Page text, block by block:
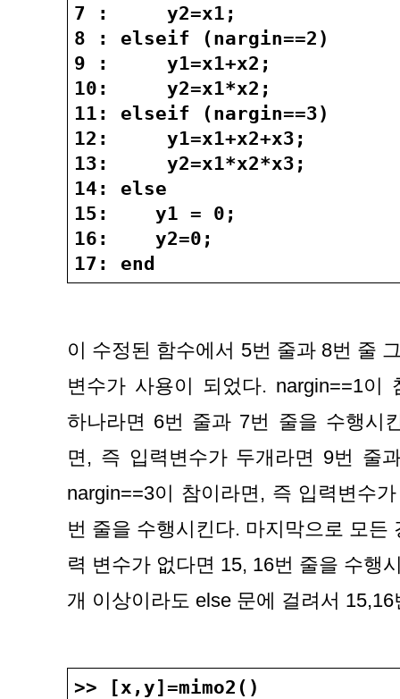
7 :     y2=x1;
8 : elseif (nargin==2)
9 :     y1=x1+x2;
10:     y2=x1*x2;
11: elseif (nargin==3)
12:     y1=x1+x2+x3;
13:     y2=x1*x2*x3;
14: else
15:    y1 = 0;
16:    y2=0;
17: end
이 수정된 함수에서 5번 줄과 8번 줄
변수가 사용이 되었다. nargin==1이
하나라면 6번 줄과 7번 줄을 수행시
면, 즉 입력변수가 두개라면 9번 줄
nargin==3이 참이라면, 즉 입력변수
번 줄을 수행시킨다. 마지막으로 모든
력 변수가 없다면 15, 16번 줄을 수행
개 이상이라도 else 문에 걸려서
>> [x,y]=mimo2()